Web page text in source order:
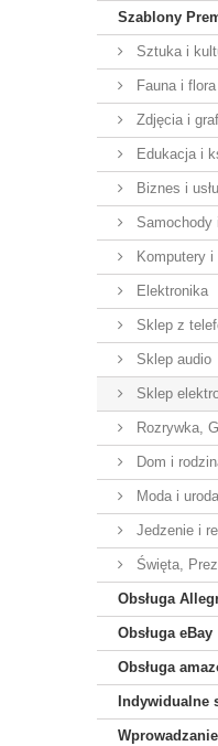
Szablony
Sztuka i
Fauna i flora
Zdjęcia i
Edukacja i
Biznes i
Samochody
Komputery i
Elektronika
Sklep z
Sklep audio
Sklep
Rozrywka,
Dom i
Moda i uroda
Jedzenie i
Święta,
Obsługa
Obsługa eBay
Obsługa
Indywidualne